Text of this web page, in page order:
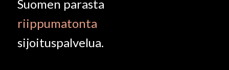
Suomen parasta
riippumatonta
sijoituspalvelua.